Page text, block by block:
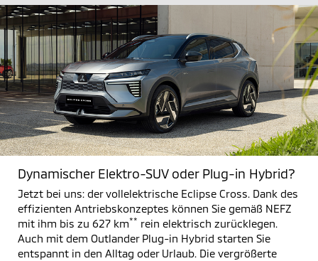
Dynamischer Elektro-SUV oder Plug-in Hybrid?
Jetzt bei uns: der vollelektrische Eclipse Cross. Dank des
effizienten Antriebskonzeptes können Sie gemäß NEFZ
mit ihm bis zu 627 km** rein elektrisch zurücklegen.
Auch mit dem Outlander Plug-in Hybrid starten Sie
entspannt in den Alltag oder Urlaub. Die vergrößerte